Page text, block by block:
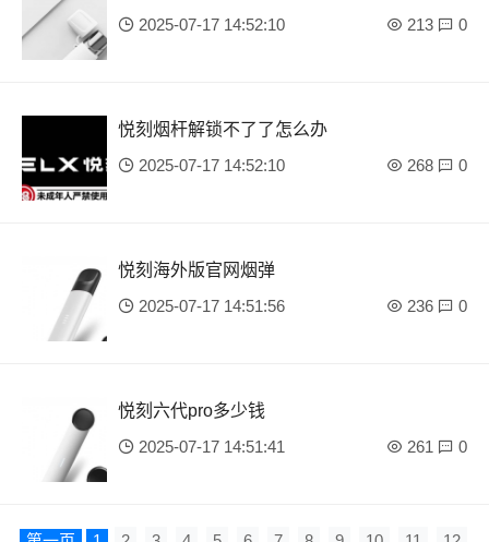
2025-07-17 14:52:10
213 0
悦刻烟杆解锁不了了怎么办
2025-07-17 14:52:10
268 0
悦刻海外版官网烟弹
2025-07-17 14:51:56
236 0
悦刻六代pro多少钱
2025-07-17 14:51:41
261 0